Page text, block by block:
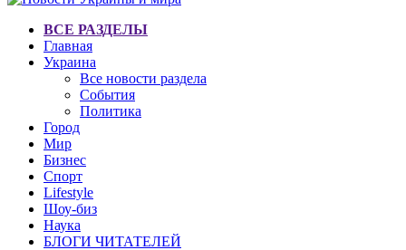
ВСЕ РАЗДЕЛЫ
Главная
Украина
Все новости раздела
События
Политика
Город
Мир
Бизнес
Спорт
Lifestyle
Шоу-биз
Наука
БЛОГИ ЧИТАТЕЛЕЙ